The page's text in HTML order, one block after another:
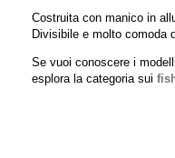
Costruita con manico in
Divisibile e molto comoda
Se vuoi conoscere i
esplora la categoria sui